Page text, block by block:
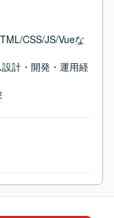
CSS/JS/Vueな
計・開発・運用経